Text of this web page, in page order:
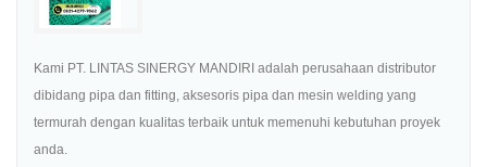
Kami PT. LINTAS SINERGY MANDIRI adalah perusahaan distributor
dibidang pipa dan fitting, aksesoris pipa dan mesin welding yang
termurah dengan kualitas terbaik untuk memenuhi kebutuhan proyek
anda.